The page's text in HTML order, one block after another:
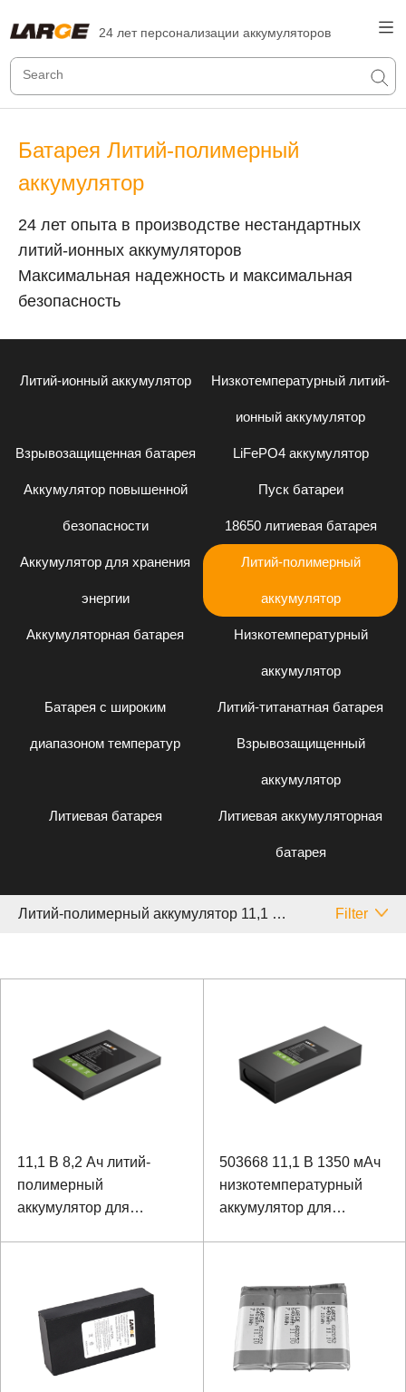
24 лет персонализации аккумуляторов
Батарея Литий-полимерный
аккумулятор
24 лет опыта в производстве нестандартных
литий-ионных аккумуляторов
Максимальная надежность и максимальная
безопасность
Литий-ионный аккумулятор Низкотемпературный литий-
ионный аккумулятор
Взрывозащищенная батарея LiFePO4 аккумулятор
Аккумулятор повышенной
безопасности
Пуск батареи
18650 литиевая батарея
Аккумулятор для хранения
энергии
Литий-полимерный
аккумулятор
Аккумуляторная батарея Низкотемпературный
аккумулятор
Батарея с широким
диапазоном температур
Литий-титанатная батарея
Взрывозащищенный
аккумулятор
Литиевая батарея Литиевая аккумуляторная
батарея
Литий-полимерный аккумулятор 11,1 V Другой Filter
11,1 В 8,2 Ач литий-
полимерный
аккумулятор для
503668 11,1 В 1350 мАч
низкотемпературный
аккумулятор для